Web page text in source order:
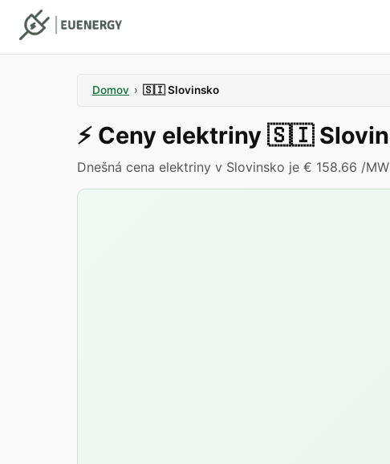
Domov › 🇸🇮Slovinsko
⚡️ Ceny elektriny 🇸🇮
Dnešná cena elektriny v Slovinsko je € 158.66 /